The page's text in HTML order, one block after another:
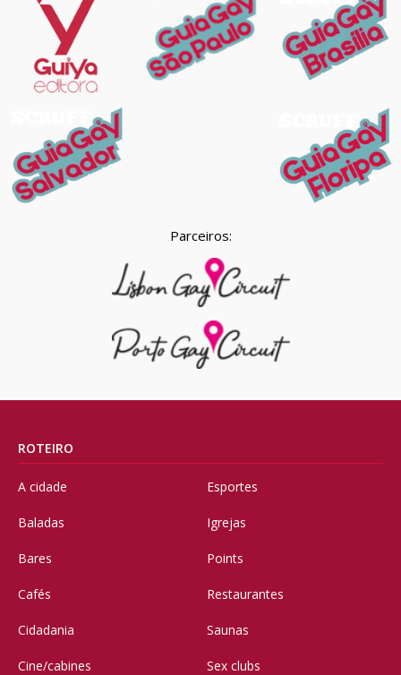
Parceiros:
ROTEIRO
A cidade
Baladas
Bares
Cafés
Cidadania
Cine/cabines
Esportes
Igrejas
Points
Restaurantes
Saunas
Sex clubs